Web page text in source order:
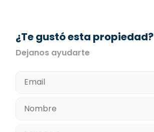
¿Te gustó esta propiedad?
Dejanos ayudarte